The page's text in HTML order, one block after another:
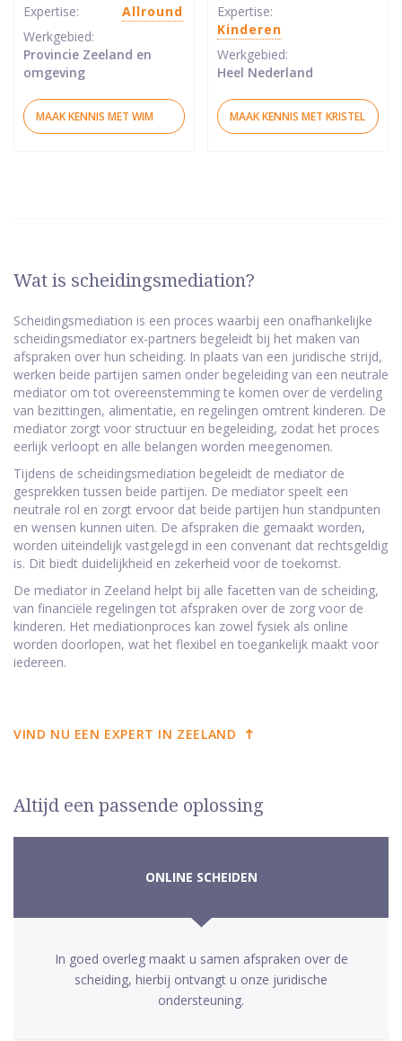
Expertise:
Allround
Werkgebied:
Provincie Zeeland en
omgeving
MAAK KENNIS MET WIM
Expertise:
Kinderen
Werkgebied:
Heel Nederland
MAAK KENNIS MET KRISTEL
Wat is scheidingsmediation?
Scheidingsmediation is een proces waarbij een onafhankelijke
scheidingsmediator ex-partners begeleidt bij het maken van
afspraken over hun scheiding. In plaats van een juridische strijd,
werken beide partijen samen onder begeleiding van een neutrale
mediator om tot overeenstemming te komen over de verdeling
van bezittingen, alimentatie, en regelingen omtrent kinderen. De
mediator zorgt voor structuur en begeleiding, zodat het proces
eerlijk verloopt en alle belangen worden meegenomen.
Tijdens de scheidingsmediation begeleidt de mediator de
gesprekken tussen beide partijen. De mediator speelt een
neutrale rol en zorgt ervoor dat beide partijen hun standpunten
en wensen kunnen uiten. De afspraken die gemaakt worden,
worden uiteindelijk vastgelegd in een convenant dat rechtsgeldig
is. Dit biedt duidelijkheid en zekerheid voor de toekomst.
De mediator in Zeeland helpt bij alle facetten van de scheiding,
van financiële regelingen tot afspraken over de zorg voor de
kinderen. Het mediationproces kan zowel fysiek als online
worden doorlopen, wat het flexibel en toegankelijk maakt voor
iedereen.
VIND NU EEN EXPERT IN ZEELAND
Altijd een passende oplossing
ONLINE SCHEIDEN
In goed overleg maakt u samen afspraken over de
scheiding, hierbij ontvangt u onze juridische
ondersteuning.